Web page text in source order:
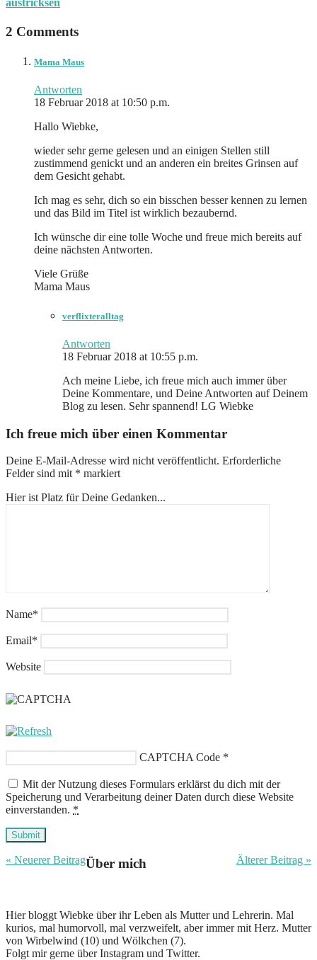
2 Comments
Mama Maus
Antworten
18 Februar 2018 at 10:50 p.m.
Hallo Wiebke,
wieder sehr gerne gelesen und an einigen Stellen still
zustimmend genickt und an anderen ein breites Grinsen auf
dem Gesicht gehabt.
Ich mag es sehr, dich so ein bisschen besser kennen zu lernen
und das Bild im Titel ist wirklich bezaubernd.
Ich wünsche dir eine tolle Woche und freue mich bereits auf
deine nächsten Antworten.
Viele Grüße
Mama Maus
verflixteralltag
Antworten
18 Februar 2018 at 10:55 p.m.
Ach meine Liebe, ich freue mich auch immer über
Deine Kommentare, und Deine Antworten auf Deinem
Blog zu lesen. Sehr spannend! LG Wiebke
Ich freue mich über einen Kommentar
Deine E-Mail-Adresse wird nicht veröffentlicht. Erforderliche
Felder sind mit * markiert
Hier ist Platz für Deine Gedanken...
Name*
Email*
Website
CAPTCHA Code *
Mit der Nutzung dieses Formulars erklärst du dich mit der
Speicherung und Verarbeitung deiner Daten durch diese Website
einverstanden. *
Submit
Älterer Beitrag »
« Neuerer BeitragÜber mich
Hier bloggt Wiebke über ihr Leben als Mutter und Lehrerin. Mal
kurios, mal humorvoll, mal verzweifelt, aber immer mit Herz. Mutter
von Wirbelwind (10) und Wölkchen (7).
Folgt mir gerne über Instagram und Twitter.